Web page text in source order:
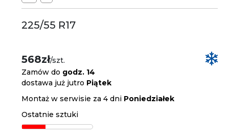
225/55 R17
568zł/szt.
Zamów do godz. 14
dostawa już jutro Piątek
Montaż w serwisie za 4 dni Poniedziałek
Ostatnie sztuki